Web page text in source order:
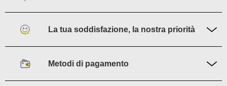
La tua soddisfazione, la nostra priorità
Metodi di pagamento